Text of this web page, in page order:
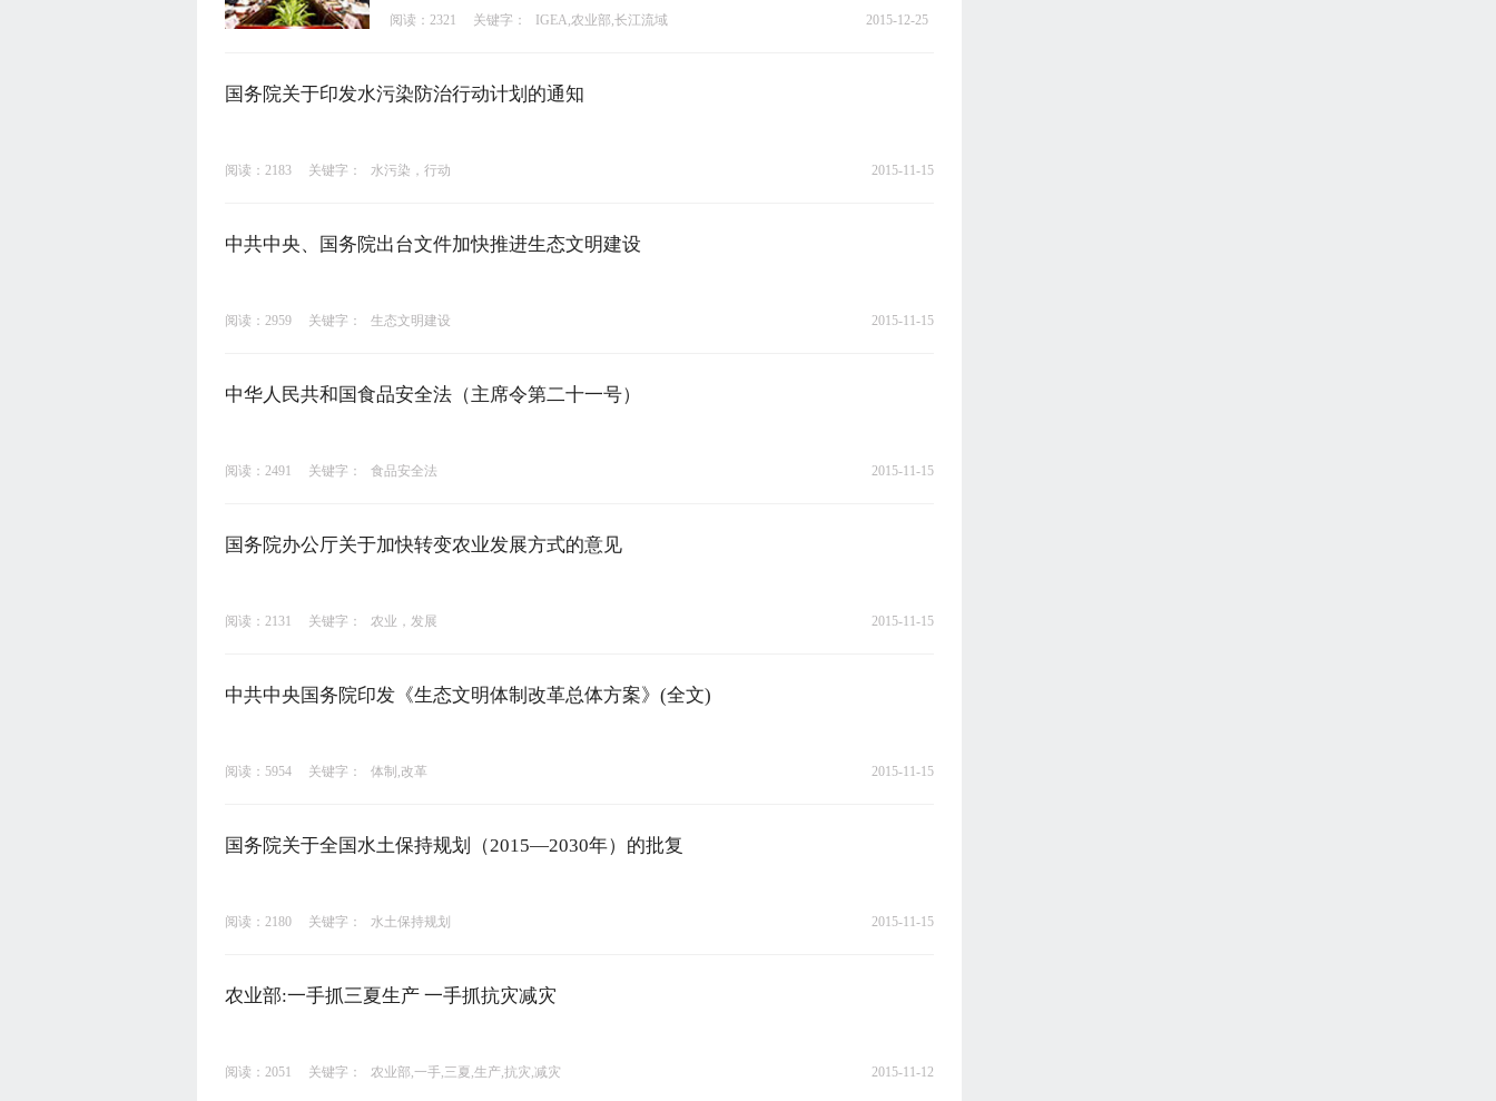
阅读：2321 关键字： IGEA,农业部,长江流域 2015-12-25
国务院关于印发水污染防治行动计划的通知
阅读：2183 关键字： 水污染，行动 2015-11-15
中共中央、国务院出台文件加快推进生态文明建设
阅读：2959 关键字： 生态文明建设 2015-11-15
中华人民共和国食品安全法（主席令第二十一号）
阅读：2491 关键字： 食品安全法 2015-11-15
国务院办公厅关于加快转变农业发展方式的意见
阅读：2131 关键字： 农业，发展 2015-11-15
中共中央国务院印发《生态文明体制改革总体方案》(全文)
阅读：5954 关键字： 体制,改革 2015-11-15
国务院关于全国水土保持规划（2015—2030年）的批复
阅读：2180 关键字： 水土保持规划 2015-11-15
农业部:一手抓三夏生产 一手抓抗灾减灾
阅读：2051 关键字： 农业部,一手,三夏,生产,抗灾,减灾 2015-11-12